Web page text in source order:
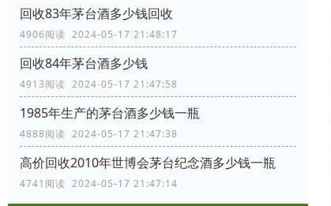
回收83年茅台酒多少钱回收
4906阅读 2024-05-17 21:48:17
回收84年茅台酒多少钱
4913阅读 2024-05-17 21:47:58
1985年生产的茅台酒多少钱一瓶
4888阅读 2024-05-17 21:47:38
高价回收2010年世博会茅台纪念酒多少钱一瓶
4741阅读 2024-05-17 21:47:14